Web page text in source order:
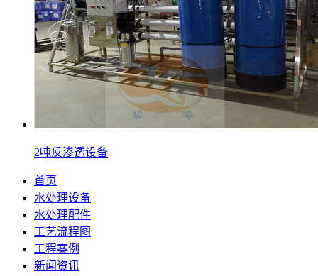
2吨反渗透设备
首页
水处理设备
水处理配件
工艺流程图
工程案例
新闻资讯